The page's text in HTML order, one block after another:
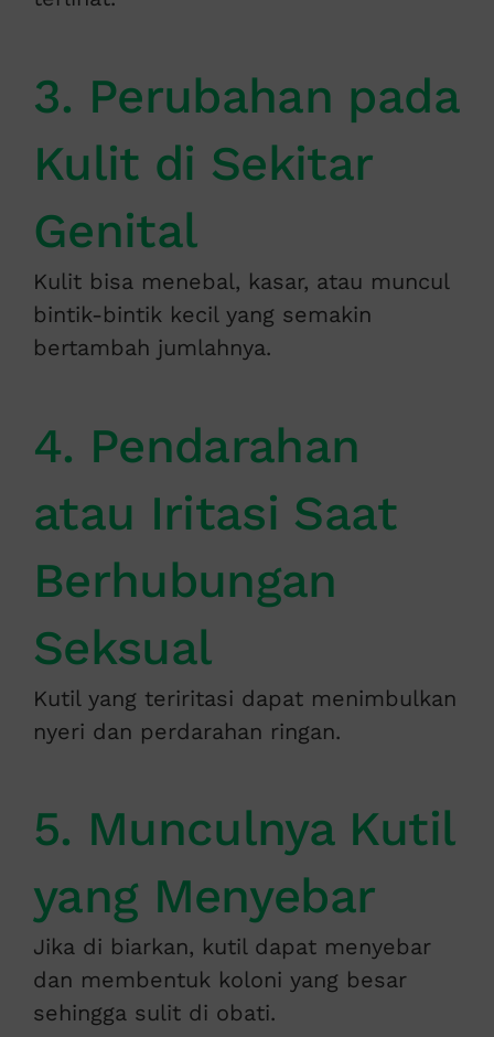
3. Perubahan pada
Kulit di Sekitar
Genital
Kulit bisa menebal, kasar, atau muncul
bintik-bintik kecil yang semakin
bertambah jumlahnya.
4. Pendarahan
atau Iritasi Saat
Berhubungan
Seksual
Kutil yang teriritasi dapat menimbulkan
nyeri dan perdarahan ringan.
5. Munculnya Kutil
yang Menyebar
Jika di biarkan, kutil dapat menyebar
dan membentuk koloni yang besar
sehingga sulit di obati.